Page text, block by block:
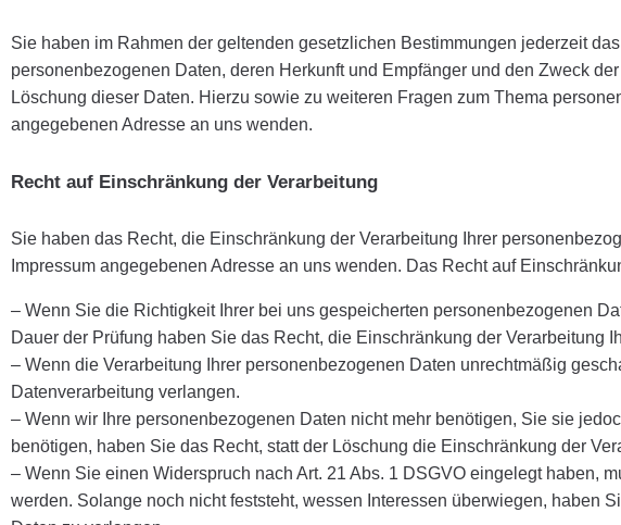
Sie haben im Rahmen der geltenden gesetzlichen Bestimmungen jederzeit
personenbezogenen Daten, deren Herkunft und Empfänger und den Zweck
Löschung dieser Daten. Hierzu sowie zu weiteren Fragen zum Thema
angegebenen Adresse an uns wenden.
Recht auf Einschränkung der Verarbeitung
Sie haben das Recht, die Einschränkung der Verarbeitung Ihrer
Impressum angegebenen Adresse an uns wenden. Das Recht auf
– Wenn Sie die Richtigkeit Ihrer bei uns gespeicherten personenbezogenen
Dauer der Prüfung haben Sie das Recht, die Einschränkung der Verarbeitung
– Wenn die Verarbeitung Ihrer personenbezogenen Daten unrechtmäßig
Datenverarbeitung verlangen.
– Wenn wir Ihre personenbezogenen Daten nicht mehr benötigen, Sie sie
benötigen, haben Sie das Recht, statt der Löschung die Einschränkung der
– Wenn Sie einen Widerspruch nach Art. 21 Abs. 1 DSGVO eingelegt haben,
werden. Solange noch nicht feststeht, wessen Interessen überwiegen, haben